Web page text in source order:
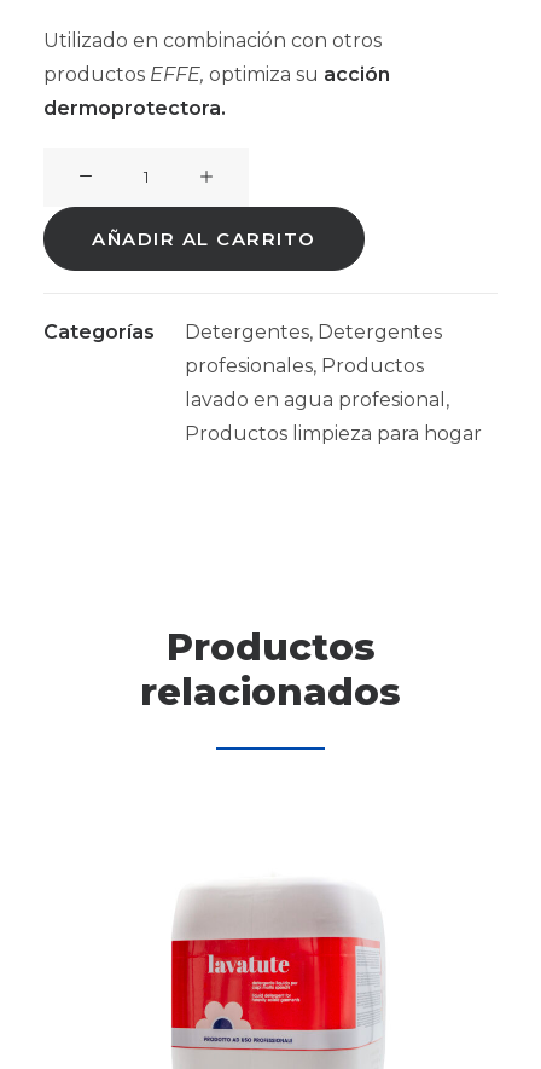
Utilizado en combinación con otros
productos EFFE, optimiza su acción
dermoprotectora.
Rampi
EFFE
1L
AÑADIR AL CARRITO
Categorías Detergentes, Detergentes
profesionales, Productos
lavado en agua profesional ,
Productos limpieza para hogar
Productos
relacionados